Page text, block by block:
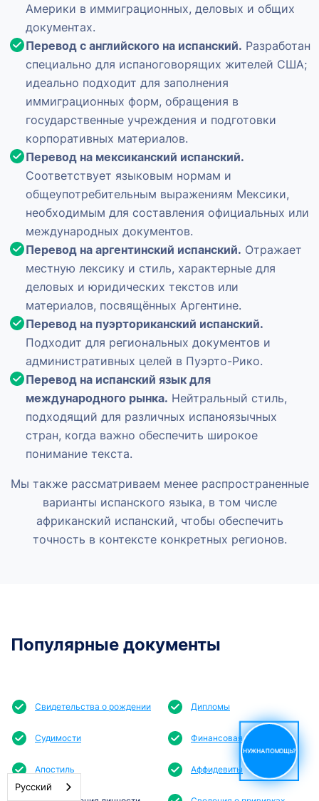
Америки в иммиграционных, деловых и общих
документах.
Перевод с английского на испанский. Разработан
специально для испаноговорящих жителей США;
идеально подходит для заполнения
иммиграционных форм, обращения в
государственные учреждения и подготовки
корпоративных материалов.
Перевод на мексиканский испанский.
Соответствует языковым нормам и
общеупотребительным выражениям Мексики,
необходимым для составления официальных или
международных документов.
Перевод на аргентинский испанский. Отражает
местную лексику и стиль, характерные для
деловых и юридических текстов или
материалов, посвящённых Аргентине.
Перевод на пуэрториканский испанский.
Подходит для региональных документов и
административных целей в Пуэрто-Рико.
Перевод на испанский язык для
международного рынка. Нейтральный стиль,
подходящий для различных испаноязычных
стран, когда важно обеспечить широкое
понимание текста.
Мы также рассматриваем менее распространенные
варианты испанского языка, в том числе
африканский испанский, чтобы обеспечить
точность в контексте конкретных регионов.
Популярные документы
Свидетельства о рождении Дипломы
Судимости Финансовая отчетность
Апостиль Аффидевиты
НУЖНА ПОМОЩЬ?
Русский